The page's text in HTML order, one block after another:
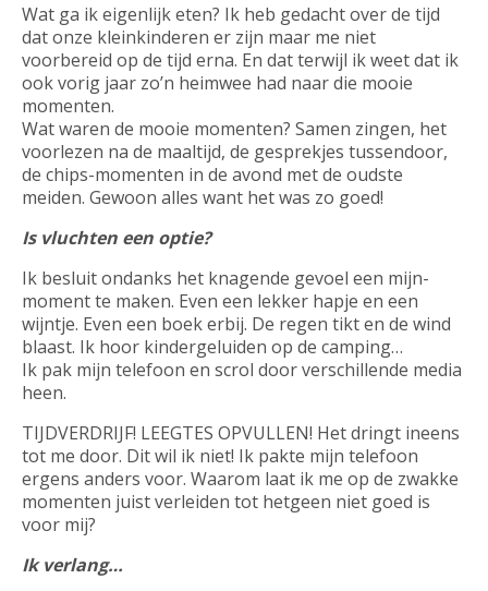
Wat ga ik eigenlijk eten? Ik heb gedacht over de tijd
dat onze kleinkinderen er zijn maar me niet
voorbereid op de tijd erna. En dat terwijl ik weet dat ik
ook vorig jaar zo’n heimwee had naar die mooie
momenten.
Wat waren de mooie momenten? Samen zingen, het
voorlezen na de maaltijd, de gesprekjes tussendoor,
de chips-momenten in de avond met de oudste
meiden. Gewoon alles want het was zo goed!
Is vluchten een optie?
Ik besluit ondanks het knagende gevoel een mijn-
moment te maken. Even een lekker hapje en een
wijntje. Even een boek erbij. De regen tikt en de wind
blaast. Ik hoor kindergeluiden op de camping…
Ik pak mijn telefoon en scrol door verschillende media
heen.
TIJDVERDRIJF! LEEGTES OPVULLEN! Het dringt ineens
tot me door. Dit wil ik niet! Ik pakte mijn telefoon
ergens anders voor. Waarom laat ik me op de zwakke
momenten juist verleiden tot hetgeen niet goed is
voor mij?
Ik verlang…